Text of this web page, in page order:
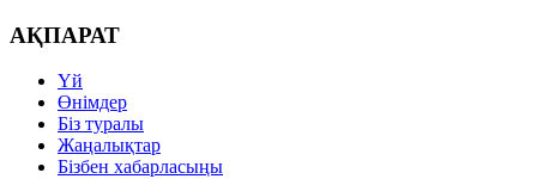
АҚПАРАТ
Үй
Өнімдер
Біз туралы
Жаңалықтар
Бізбен хабарласыңы